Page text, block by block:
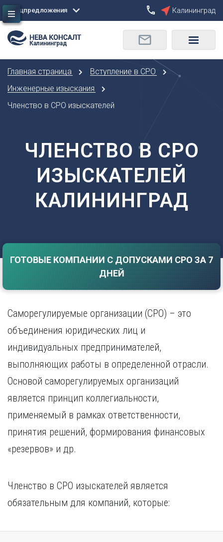
Сбросить
Москва
Санкт-Петербург
Астрахань
Барнаул
Белгород
Брянск
Владивосток
Владикавказ
Воронеж
Е
Екатеринбург
Иваново
Иркутск
К
Казань
Калининград
Кемерово
Киров
Красноярск
Курган
Л
О
Омск
Орел
Р
Ростов-на-Дону
Рязань
С
Самара
Севастополь
Симферополь
Ставрополь
Т
Тверь
Тольятти
Томск
Тюмень
У
Улан-Удэ
Ульяновск
Уфа
Ч
Чебоксары
Череповец
Спецпредложения Калининград
Калининград
Главная страница
Вступление в СРО
Инженерные изыскания
Членство в СРО изыскателей
ЧЛЕНСТВО В СРО
ИЗЫСКАТЕЛЕЙ
КАЛИНИНГРАД
ГОТОВЫЕ КОМПАНИИ С ДОПУСКАМИ СРО ЗА 7
ДНЕЙ
Саморегулируемые организации (СРО) – это
объединения юридических лиц и
индивидуальных предпринимателей,
выполняющих работы в определенной отрасли.
Основой саморегулируемых организаций
является принцип коллегиальности,
применяемый в рамках ответственности,
принятия решений, формирования финансовых
«резервов» и др.
Членство в СРО изыскателей является
обязательным для компаний, которые: